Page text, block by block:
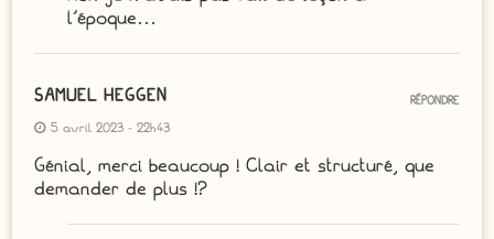
l’époque…
SAMUEL HEGGEN
5 avril 2023 - 22h43
Génial, merci beaucoup ! Clair et structuré, que
demander de plus !?
RÉPONDRE